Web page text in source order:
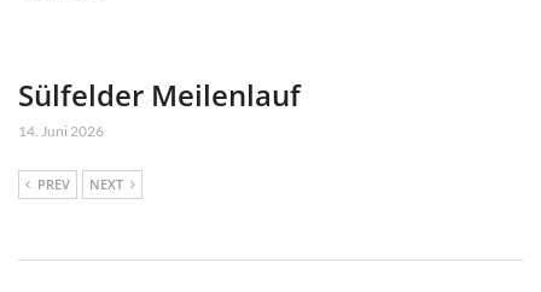
Sülfelder Meilenlauf
14. Juni 2026
PREV NEXT